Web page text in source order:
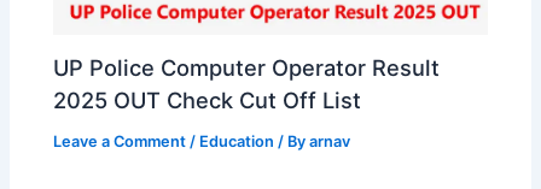
UP Police Computer Operator Result
2025 OUT Check Cut Off List
Leave a Comment / Education / Byarnav